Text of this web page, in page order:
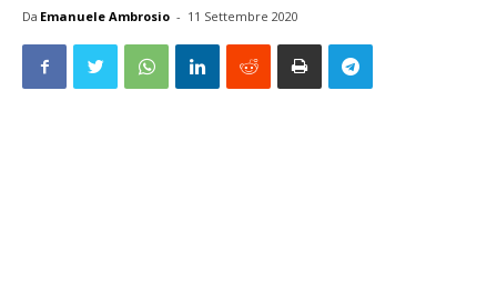
Da Emanuele Ambrosio - 11 Settembre 2020